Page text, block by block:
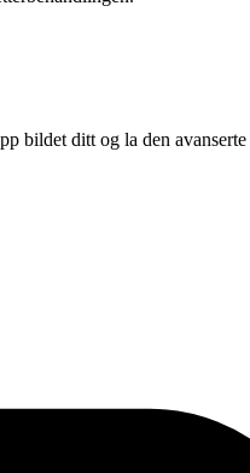
ditt og la den avanserte